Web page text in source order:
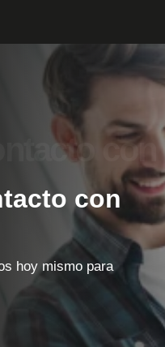
con
hoy mismo para